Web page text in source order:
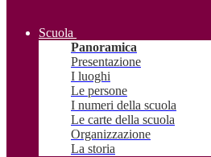
Scuola
Panoramica
Presentazione
I luoghi
Le persone
I numeri della scuola
Le carte della scuola
Organizzazione
La storia